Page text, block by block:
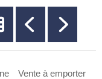
Vente à emporter